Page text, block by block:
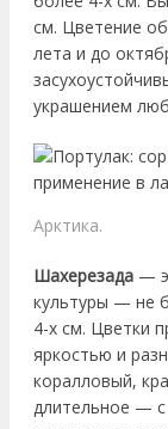
см. Цветение
лета и до
украшением
Арктика.
Шахерезада —
культуры — не
4-х см. Цветки
яркостью и
коралловый,
длительное — с